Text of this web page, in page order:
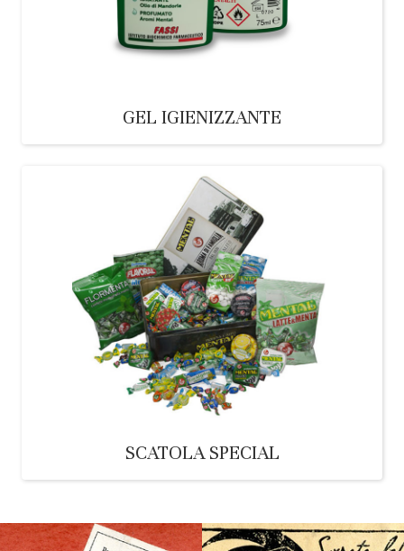
GEL IGIENIZZANTE
SCATOLA SPECIAL